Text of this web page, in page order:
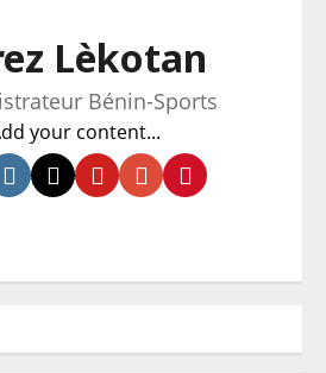
Lèkotan
Bénin-Sports
your content...